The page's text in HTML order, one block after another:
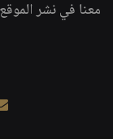
معنا في نشر